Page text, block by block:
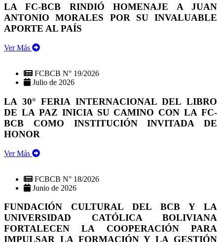
LA FC-BCB RINDIÓ HOMENAJE A JUAN
ANTONIO MORALES POR SU INVALUABLE
APORTE AL PAÍS
Ver Más
FCBCB N° 19/2026
Julio de 2026
LA 30° FERIA INTERNACIONAL DEL LIBRO
DE LA PAZ INICIA SU CAMINO CON LA FC-
BCB COMO INSTITUCIÓN INVITADA DE
HONOR
Ver Más
FCBCB N° 18/2026
Junio de 2026
FUNDACIÓN CULTURAL DEL BCB Y LA
UNIVERSIDAD CATÓLICA BOLIVIANA
FORTALECEN LA COOPERACIÓN PARA
IMPULSAR LA FORMACIÓN Y LA GESTIÓN